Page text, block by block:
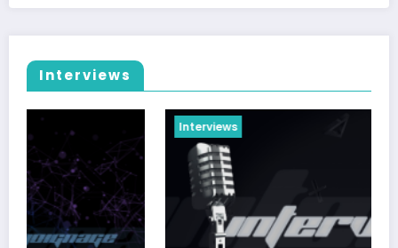
Interviews